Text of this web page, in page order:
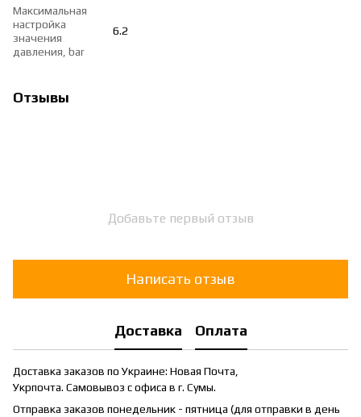
Максимальная
настройка
значения
давления, bar
6.2
Отзывы
Добавьте первый отзыв
Написать отзыв
Доставка Оплата
Доставка заказов по Украине: Новая Почта,
Укрпочта. Самовывоз с офиса в г. Сумы.
Отправка заказов понедельник - пятница (для отправки в день